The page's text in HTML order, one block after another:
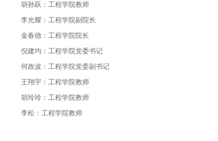
胡孙跃：工程学院教师
李光耀：工程学院副院长
金春德：工程学院院长
倪建均：工程学院党委书记
何政波：工程学院党委副书记
王翔宇：工程学院教师
胡玲玲：工程学院教师
李松：工程学院教师